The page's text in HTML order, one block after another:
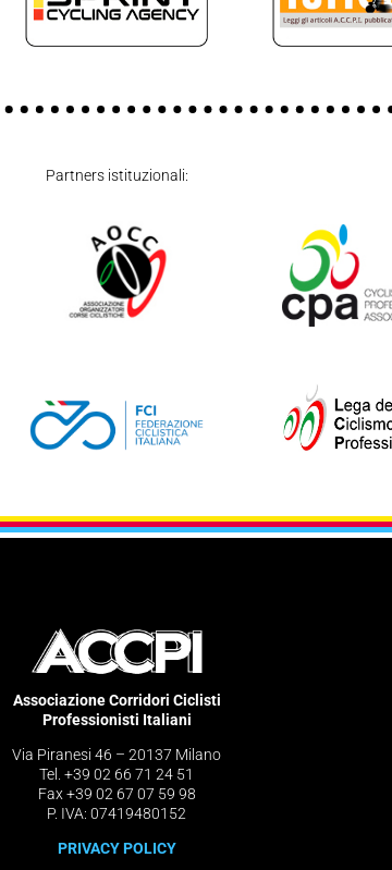
Partners istituzionali:
Associazione Corridori Ciclisti
Professionisti Italiani
Via Piranesi 46 – 20137 Milano
Tel. +39 02 66 71 24 51
Fax +39 02 67 07 59 98
P. IVA: 07419480152
PRIVACY POLICY